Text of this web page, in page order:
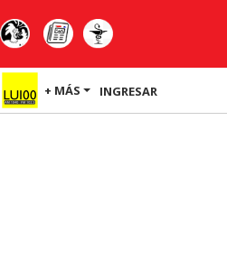
+ MÁS INGRESAR